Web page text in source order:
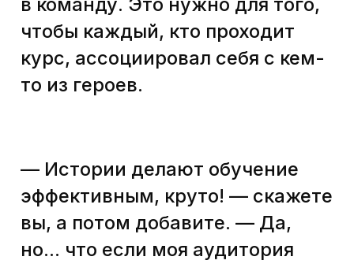
рисованный курс, а кроме этого
использовать стилизацию под
посты в соцсетях. Сейчас, когда
все буквально живут
соцсетями, было бы странно это
портреты Никиты, Семёна
Андреича, скриншоты
из соцсетей и перерисованные
схемы — визуально приятные
и понятные, в духе времени.